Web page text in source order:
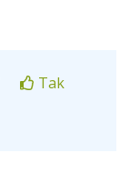
Tak